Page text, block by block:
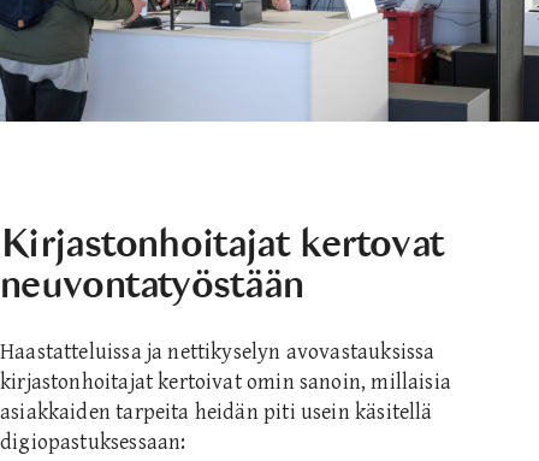
Kirjastonhoitajat kertovat
neuvontatyöstään
Haastatteluissa ja nettikyselyn avovastauksissa
kirjastonhoitajat kertoivat omin sanoin, millaisia
asiakkaiden tarpeita heidän piti usein käsitellä
digiopastuksessaan: